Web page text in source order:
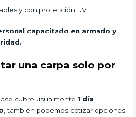
y con protección UV
capacitado en armado y
una carpa solo por
cubre usualmente 1 día
, también podemos cotizar opciones